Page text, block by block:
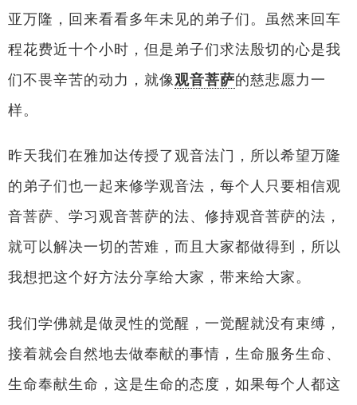
亚万隆，回来看看多年未见的弟子们。虽然来回车
程花费近十个小时，但是弟子们求法殷切的心是我
们不畏辛苦的动力，就像观音菩萨的慈悲愿力一
样。
昨天我们在雅加达传授了观音法门，所以希望万隆
的弟子们也一起来修学观音法，每个人只要相信观
音菩萨、学习观音菩萨的法、修持观音菩萨的法，
就可以解决一切的苦难，而且大家都做得到，所以
我想把这个好方法分享给大家，带来给大家。
我们学佛就是做灵性的觉醒，一觉醒就没有束缚，
接着就会自然地去做奉献的事情，生命服务生命、
生命奉献生命，这是生命的态度，如果每个人都这